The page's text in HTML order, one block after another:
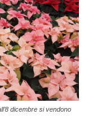
dicembre si vendono